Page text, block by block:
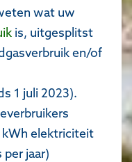
wat uw
is, uitgesplitst
en/of
1 juli 2023).
elektriciteit
jaar)